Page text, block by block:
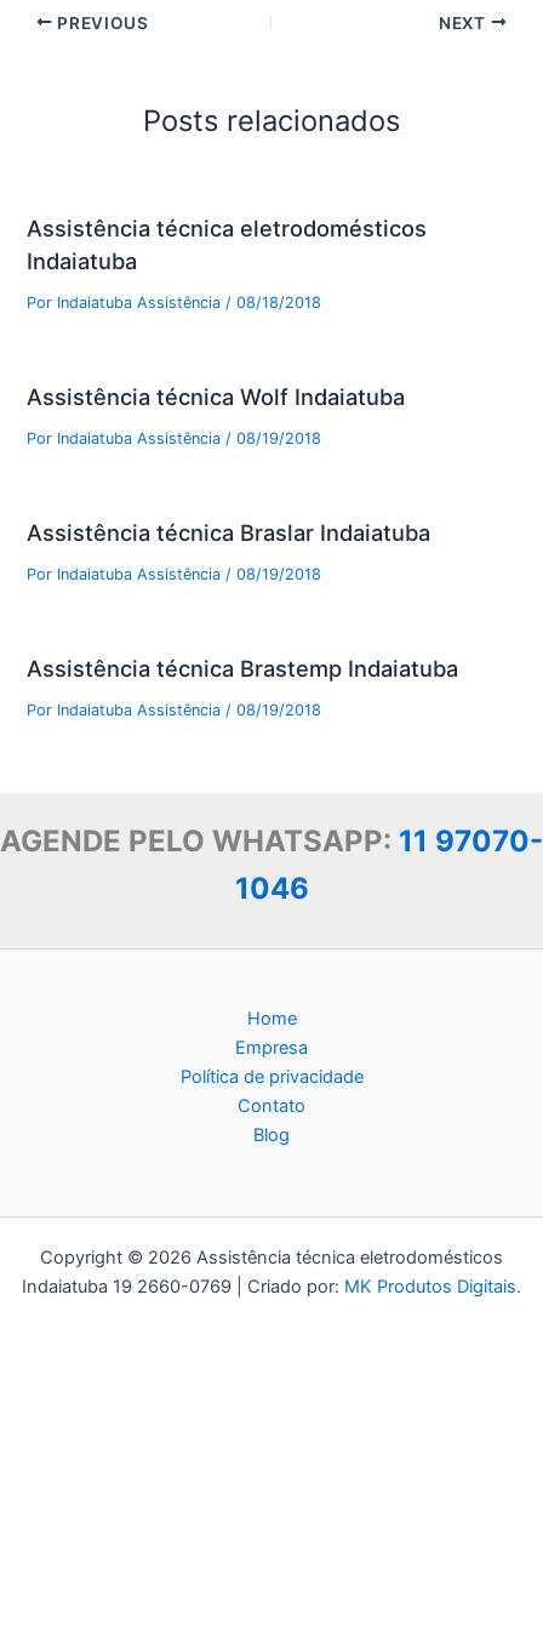
PREVIOUS NEXT
Posts relacionados
Assistência técnica eletrodomésticos
Indaiatuba
Por Indaiatuba Assistência /08/18/2018
Assistência técnica Wolf Indaiatuba
Por Indaiatuba Assistência /08/19/2018
Assistência técnica Braslar Indaiatuba
Por Indaiatuba Assistência/08/19/2018
Assistência técnica Brastemp Indaiatuba
Por Indaiatuba Assistência/08/19/2018
AGENDE PELO WHATSAPP: 11 97070-
1046
Home
Empresa
Política de privacidade
Contato
Blog
Copyright © 2026 Assistência técnica eletrodomésticos
Indaiatuba 19 2660-0769 | Criado por: MK Produtos Digitais.